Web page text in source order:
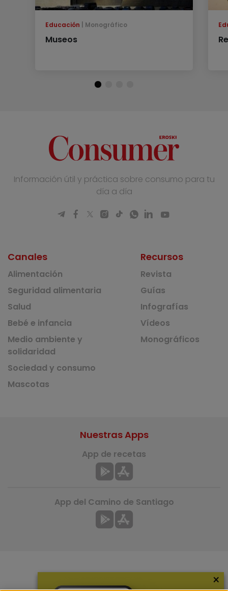
Educación Monográfico
Museos
Información útil y práctica sobre consumo para tu
día a día
Canales
Alimentación
Seguridad alimentaria
Salud
Bebé e infancia
Medio ambiente y
solidaridad
Sociedad y consumo
Mascotas
Recursos
Revista
Guías
Infografías
Vídeos
Monográficos
Nuestras Apps
App de recetas
App del Camino de Santiago
×